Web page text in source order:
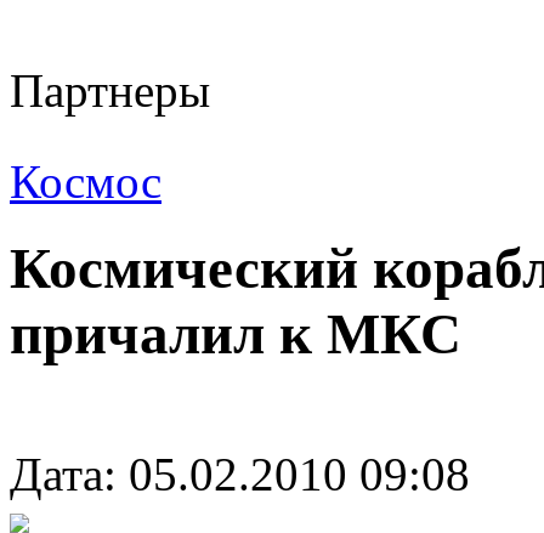
Партнеры
Космос
Космический
причалил к МКС
Дата: 05.02.2010 09:08